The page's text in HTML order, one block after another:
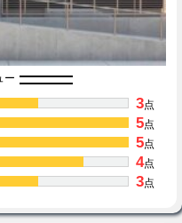
ー
3点
5点
5点
4点
3点